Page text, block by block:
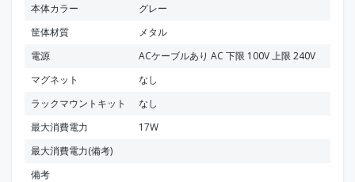
本体カラー
グレー
筐体材質
メタル
電源
ACケーブルあり AC 下限 100V 上限 240V
マグネット
なし
ラックマウントキット
なし
最大消費電力
17W
最大消費電力(備考)
備考